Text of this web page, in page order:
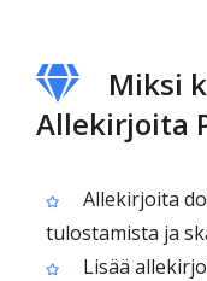
Miksi
Allekirjoita
Allekirjoita
tulostamista ja
Lisää